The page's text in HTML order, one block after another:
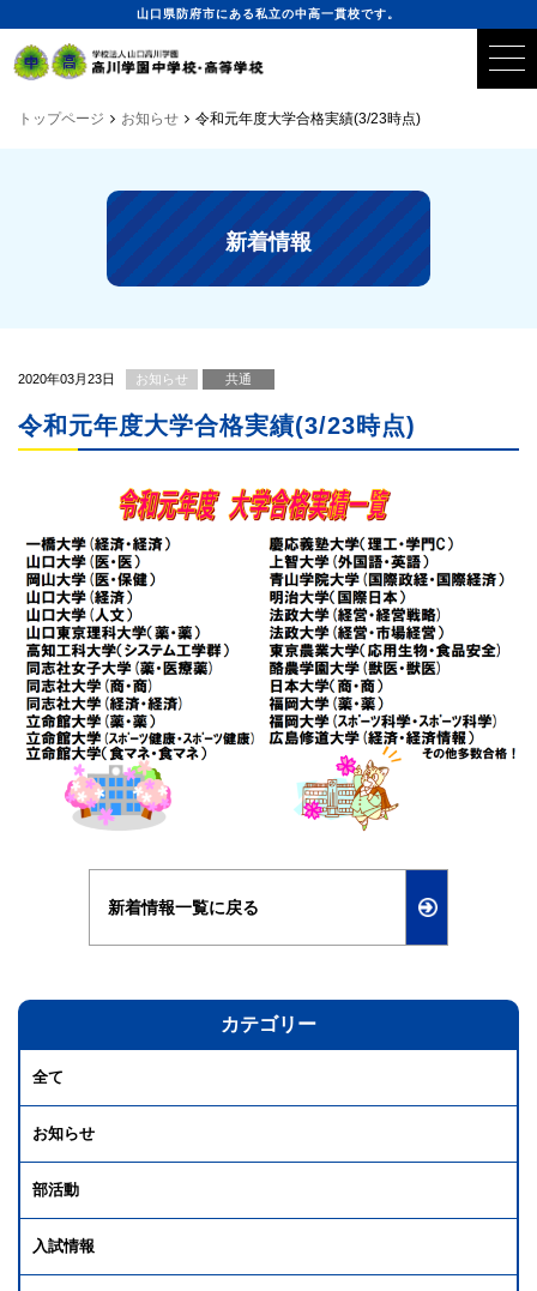
山口県防府市にある私立の中高一貫校です。
トップページ お知らせ 令和元年度大学合格実績(3/23時点)
新着情報
2020年03月23日 お知らせ 共通
令和元年度大学合格実績(3/23時点)
新着情報一覧に戻る
カテゴリー
全て
お知らせ
部活動
入試情報